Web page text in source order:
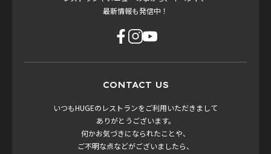
最新情報も発信中！
CONTACT US
いつもHUGEのレストランをご利用いただきまして
ありがとうございます。
何かお気づきになられたことや、
ご不明な点などがございましたら、